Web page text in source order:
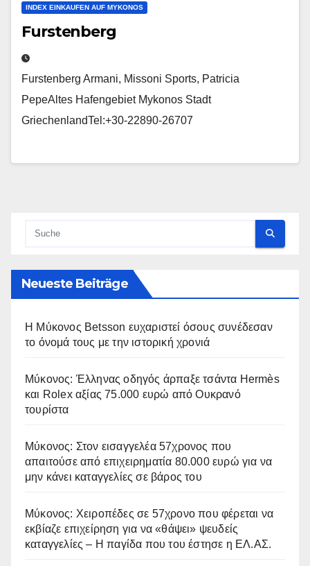
INDEX EINKAUFEN AUF MYKONOS
Furstenberg
Furstenberg Armani, Missoni Sports, Patricia
PepeAltes Hafengebiet Mykonos Stadt
GriechenlandTel:+30-22890-26707
Neueste Beiträge
Η Μύκονος Betsson ευχαριστεί όσους συνέδεσαν
το όνομά τους με την ιστορική χρονιά
Μύκονος: Έλληνας οδηγός άρπαξε τσάντα Hermès
και Rolex αξίας 75.000 ευρώ από Ουκρανό
τουρίστα
Μύκονος: Στον εισαγγελέα 57χρονος που
απαιτούσε από επιχειρηματία 80.000 ευρώ για να
μην κάνει καταγγελίες σε βάρος του
Μύκονος: Χειροπέδες σε 57χρονο που φέρεται να
εκβίαζε επιχείρηση για να «θάψει» ψευδείς
καταγγελίες – Η παγίδα που του έστησε η ΕΛ.ΑΣ.